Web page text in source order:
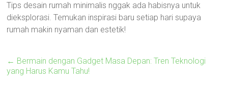
Tips desain rumah minimalis nggak ada habisnya untuk
dieksplorasi. Temukan inspirasi baru setiap hari supaya
rumah makin nyaman dan estetik!
← Bermain dengan Gadget Masa Depan: Tren Teknologi
yang Harus Kamu Tahu!